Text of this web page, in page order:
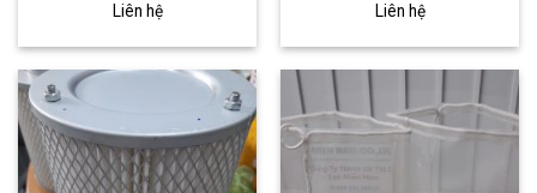
Liên hệ
Liên hệ